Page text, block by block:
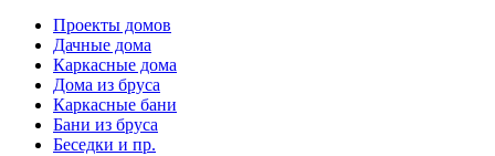
Проекты домов
Дачные дома
Каркасные дома
Дома из бруса
Каркасные бани
Бани из бруса
Беседки и пр.